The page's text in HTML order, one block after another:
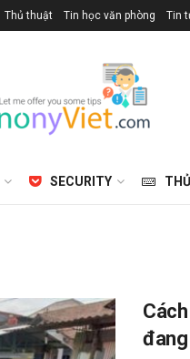
Thủ thuật Tin học văn phòng Tin
SECURITY